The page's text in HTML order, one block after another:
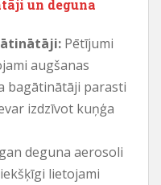
un deguna
Pētījumi
augšanas
bagātinātāji parasti
izdzīvot kuņģa
deguna aerosoli
lietojami